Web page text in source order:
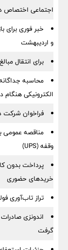
اجتماعی اختصاص
خبر فوری برای
و اردیبهشت
برای انتقال
الکترونیکی
فراخوان شرکت
مناقصه عمومی
وقفه (UPS)
پرداخت بدون
خریدهای حضوری
تراز تاب‌آوری
اندونزی
گرفت